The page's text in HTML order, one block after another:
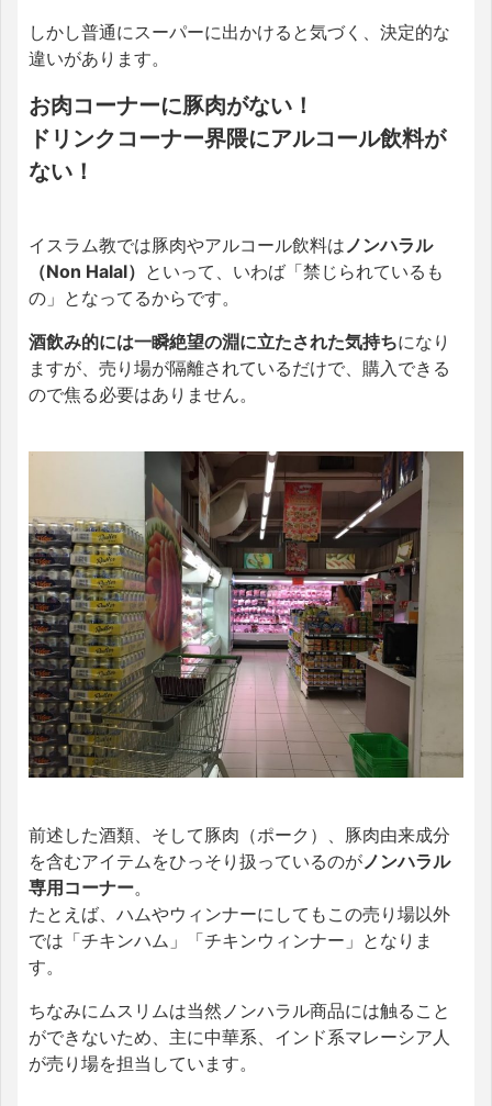
しかし普通にスーパーに出かけると気づく、決定的な
違いがあります。
お肉コーナーに豚肉がない！
ドリンクコーナー界隈にアルコール飲料が
ない！
イスラム教では豚肉やアルコール飲料はノンハラル
（Non Halal） といって、いわば「禁じられているも
の」となってるからです。
酒飲み的には一瞬絶望の淵に立たされた気持ちになり
ますが、売り場が隔離されているだけで、購入できる
ので焦る必要はありません。
前述した酒類、そして豚肉（ポーク）、豚肉由来成分
を含むアイテムをひっそり扱っているのがノンハラル
専用コーナー。
たとえば、ハムやウィンナーにしてもこの売り場以外
では「チキンハム」「チキンウィンナー」となりま
す。
ちなみにムスリムは当然ノンハラル商品には触ること
ができないため、主に中華系、インド系マレーシア人
が売り場を担当しています。